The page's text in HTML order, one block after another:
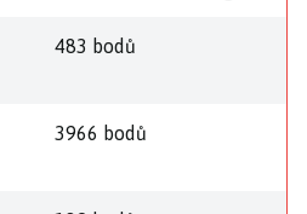
483 bodů
3966 bodů